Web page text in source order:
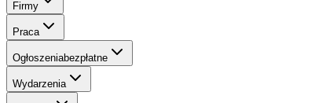
Firmy
Praca
Ogłoszeniabezpłatne
Wydarzenia